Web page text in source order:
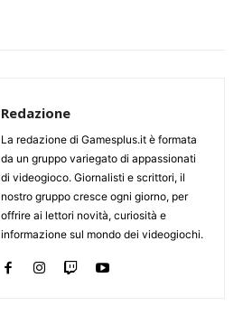
Redazione
La redazione di Gamesplus.it è formata
da un gruppo variegato di appassionati
di videogioco. Giornalisti e scrittori, il
nostro gruppo cresce ogni giorno, per
offrire ai lettori novità, curiosità e
informazione sul mondo dei videogiochi.